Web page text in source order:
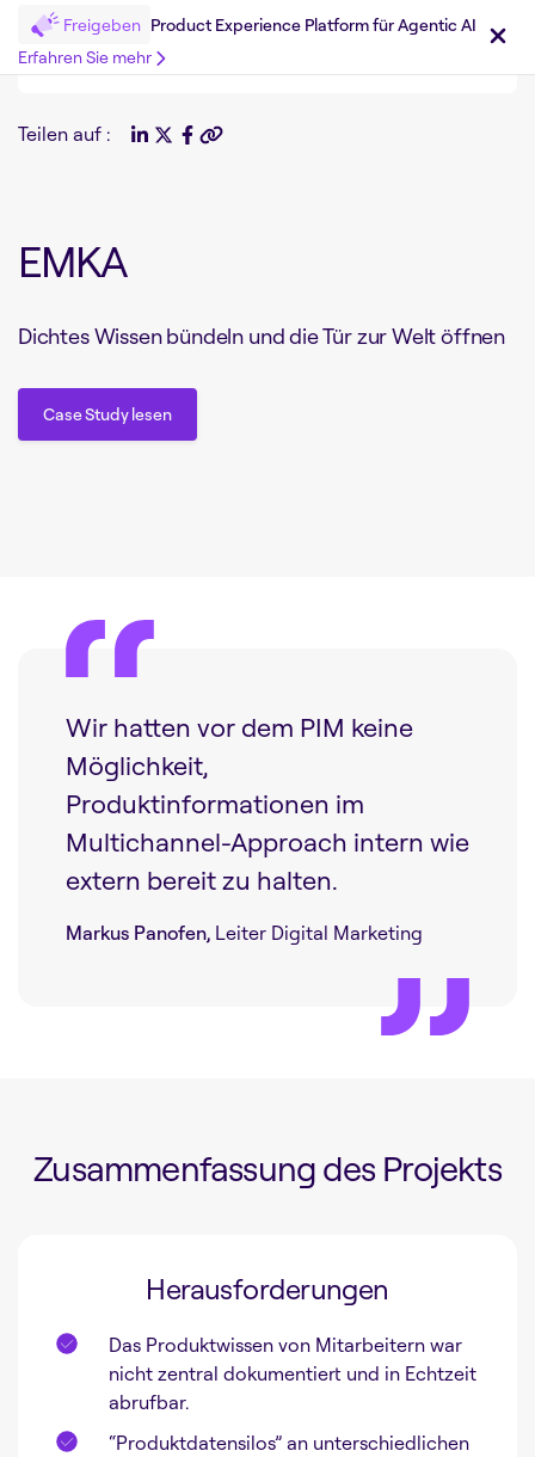
Freigeben Product Experience Platform für Agentic AI
Erfahren Sie mehr
Teilen auf :
EMKA
Dichtes Wissen bündeln und die Tür zur Welt öffnen
Case Study lesen
Wir hatten vor dem PIM keine
Möglichkeit,
Produktinformationen im
Multichannel-Approach intern wie
extern bereit zu halten.
Markus Panofen, Leiter Digital Marketing
Zusammenfassung des Projekts
Herausforderungen
Das Produktwissen von Mitarbeitern war
nicht zentral dokumentiert und in Echtzeit
abrufbar.
“Produktdatensilos” an unterschiedlichen